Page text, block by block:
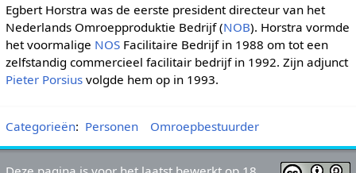
Egbert Horstra was de eerste president directeur van het
Nederlands Omroepproduktie Bedrijf (NOB). Horstra vormde
het voormalige NOSFacilitaire Bedrijf in 1988 om tot een
zelfstandig commercieel facilitair bedrijf in 1992. Zijn adjunct
Pieter Porsiusvolgde hem op in 1993.
Categorieën: Personen Omroepbestuurder